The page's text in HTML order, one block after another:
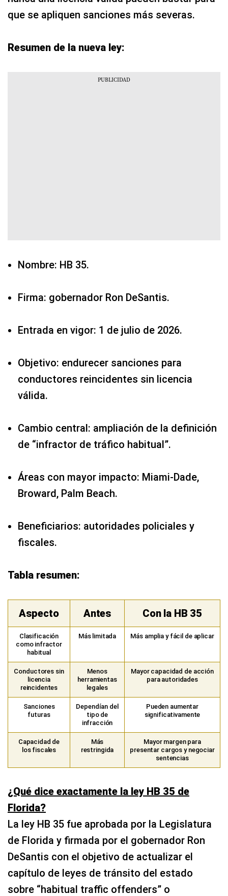
que se apliquen sanciones más severas.
Resumen de la nueva ley:
Nombre: HB 35.
Firma: gobernador Ron DeSantis.
Entrada en vigor: 1 de julio de 2026.
Objetivo: endurecer sanciones para
conductores reincidentes sin licencia
válida.
Cambio central: ampliación de la definición
de “infractor de tráfico habitual”.
Áreas con mayor impacto: Miami‑Dade,
Broward, Palm Beach.
Beneficiarios: autoridades policiales y
fiscales.
Tabla resumen:
Aspecto Antes Con la HB 35
Clasificación
como infractor
habitual
Más limitada Más amplia y fácil de aplicar
Conductores sin
licencia
reincidentes
Menos
herramientas
legales
Mayor capacidad de acción
para autoridades
Sanciones
futuras
Dependían del
tipo de
infracción
Pueden aumentar
significativamente
Capacidad de
los fiscales
Más
restringida
Mayor margen para
presentar cargos y negociar
sentencias
¿Qué dice exactamente la ley HB 35 de
Florida?
La ley HB 35 fue aprobada por la Legislatura
de Florida y firmada por el gobernador Ron
DeSantis con el objetivo de actualizar el
capítulo de leyes de tránsito del estado
sobre “habitual traffic offenders” o